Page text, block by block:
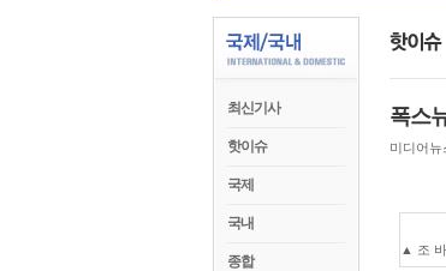
최신기사
핫이슈
국제
국내
종합
폭스
미디어뉴
▲ 조